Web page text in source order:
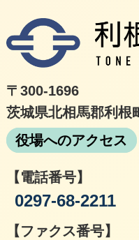
〒300-1696
茨城県北相馬郡利根
役場へのアクセス
【電話番号】
0297-68-2211
【ファクス番号】